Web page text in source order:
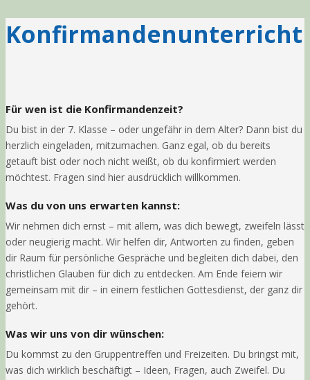
Konfirmandenunterricht
Für wen ist die Konfirmandenzeit?
Du bist in der 7. Klasse – oder ungefähr in dem Alter? Dann bist du
herzlich eingeladen, mitzumachen. Ganz egal, ob du bereits
getauft bist oder noch nicht weißt, ob du konfirmiert werden
möchtest. Fragen sind hier ausdrücklich willkommen.
Was du von uns erwarten kannst:
Wir nehmen dich ernst – mit allem, was dich bewegt, zweifeln lässt
oder neugierig macht. Wir helfen dir, Antworten zu finden, geben
dir Raum für persönliche Gespräche und begleiten dich dabei, den
christlichen Glauben für dich zu entdecken. Am Ende feiern wir
gemeinsam mit dir – in einem festlichen Gottesdienst, der ganz dir
gehört.
Was wir uns von dir wünschen:
Du kommst zu den Gruppentreffen und Freizeiten. Du bringst mit,
was dich wirklich beschäftigt – Ideen, Fragen, auch Zweifel. Du